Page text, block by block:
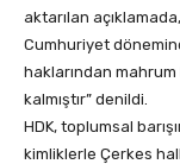
aktarılan
Cumhuriyet
haklarından mahrum
kalmıştır” denildi.
HDK, toplumsal
kimliklerle Çerkes